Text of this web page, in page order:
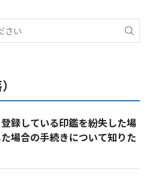
登録している印鑑を紛失した場
場合の手続きについて知りた